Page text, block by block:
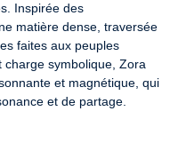
Inspirée des
matière dense, traversée
faites aux peuples
symbolique, Zora
et magnétique, qui
et de partage.